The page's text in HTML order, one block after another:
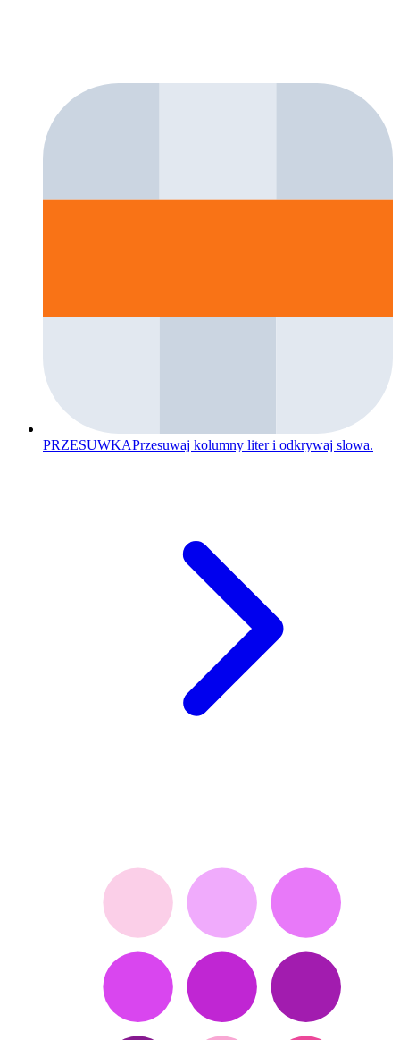
PRZESUWKAPrzesuwaj kolumny liter i odkrywaj slowa.